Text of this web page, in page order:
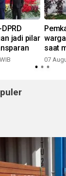
jadi pilar
saat
07